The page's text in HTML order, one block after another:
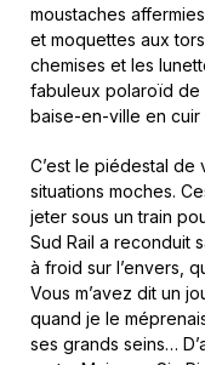
moustaches
et moquettes aux
chemises et les
fabuleux polaroïd de
baise-en-ville en
C’est le piédestal
situations moches.
jeter sous un train
Sud Rail a reconduit
à froid sur l’envers,
Vous m’avez dit un
quand je le
ses grands seins…